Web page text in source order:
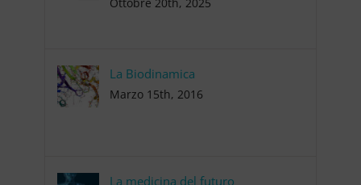
La Biodinamica
Marzo 15th, 2016
La medicina del futuro